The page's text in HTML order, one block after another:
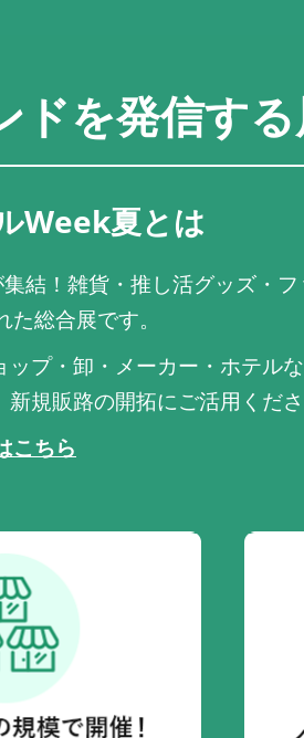
ドを発信す
Week夏とは
結！雑貨・推し活グッズ・フ
総合展です。
プ・卸・メーカー・ホテル
規販路の開拓にご活用くださ
こちら